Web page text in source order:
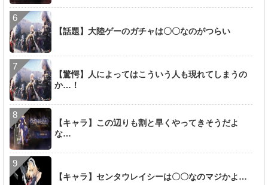
【話題】大陸ゲーのガチャは〇〇なのがつらい
【驚愕】人によってはこういう人も現れてしまうの
か…！
【キャラ】この辺りも割と早くやってきそうだよ
な…
【キャラ】センタウレイシーは〇〇なのマジかよ…